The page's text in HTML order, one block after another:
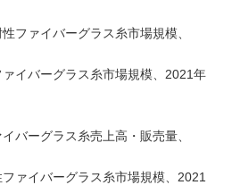
ァイバーグラス糸市場規模、
バーグラス糸市場規模、2021年
ーグラス糸売上高・販売量、
イバーグラス糸市場規模、2021